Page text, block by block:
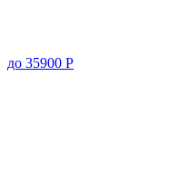
до 35900 Р